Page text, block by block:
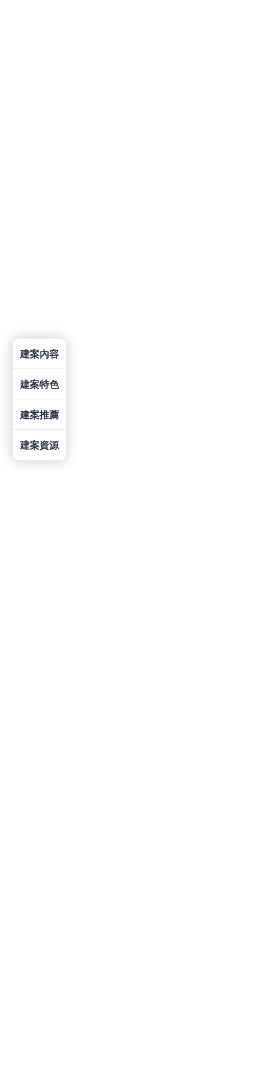
建案內容
建案特色
建案推薦
建案資源